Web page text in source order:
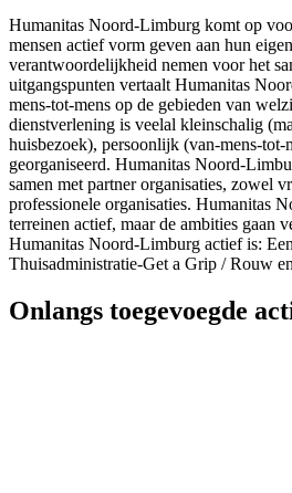
Humanitas Noord-Limburg komt op
mensen actief vorm geven aan hun
verantwoordelijkheid nemen voor het
uitgangspunten vertaalt Humanitas
mens-tot-mens op de gebieden van
dienstverlening is veelal kleinschalig
huisbezoek), persoonlijk (van-mens-tot-
georganiseerd. Humanitas Noord-
samen met partner organisaties, zowel
professionele organisaties. Humanitas
terreinen actief, maar de ambities gaan
Humanitas Noord-Limburg actief is:
Thuisadministratie-Get a Grip / Rouw
Onlangs toegevoegde